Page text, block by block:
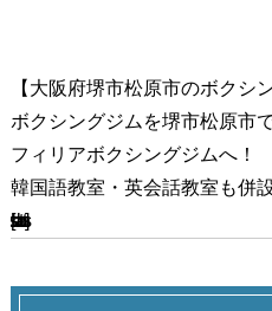
【大阪府堺市松原市のボクシ
ボクシングジムを堺市松原市
フィリアボクシングジムへ！
韓国語教室・英会話教室も併設
[ssba-buttons]